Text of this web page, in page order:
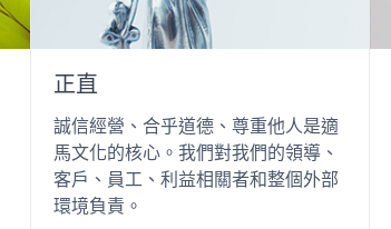
正直
誠信經營、合乎道德、尊重他人是適
馬文化的核心。我們對我們的領導、
客戶、員工、利益相關者和整個外部
環境負責。